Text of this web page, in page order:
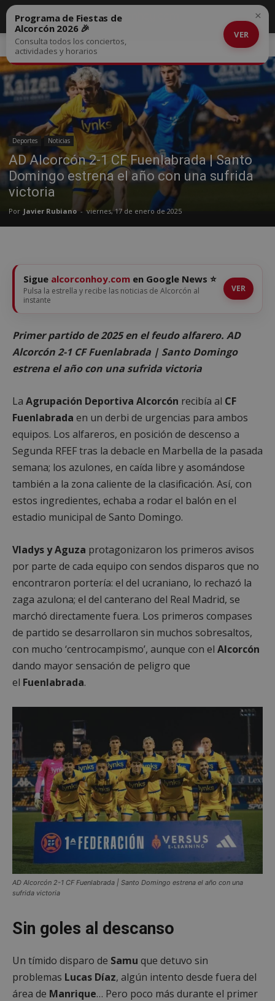
Inicio Deportes
Deportes Noticias
AD Alcorcón 2-1 CF Fuenlabrada | Santo
Domingo estrena el año con una sufrida
victoria
Por Javier Rubiano - viernes, 17 de enero de 2025
Programa de Fiestas de
Alcorcón 2026 🎉
Consulta todos los conciertos,
actividades y horarios
VER
×
Sigue alcorconhoy.com en Google News ⭐
Pulsa la estrella y recibe las noticias de Alcorcón al
instante
VER
Primer partido de 2025 en el feudo alfarero. AD
Alcorcón 2-1 CF Fuenlabrada | Santo Domingo
estrena el año con una sufrida victoria
La Agrupación Deportiva Alcorcón recibía al CF
Fuenlabrada en un derbi de urgencias para ambos
equipos. Los alfareros, en posición de descenso a
Segunda RFEF tras la debacle en Marbella de la pasada
semana; los azulones, en caída libre y asomándose
también a la zona caliente de la clasificación. Así, con
estos ingredientes, echaba a rodar el balón en el
estadio municipal de Santo Domingo.
Vladys y Aguza protagonizaron los primeros avisos
por parte de cada equipo con sendos disparos que no
encontraron portería: el del ucraniano, lo rechazó la
zaga azulona; el del canterano del Real Madrid, se
marchó directamente fuera. Los primeros compases
de partido se desarrollaron sin muchos sobresaltos,
con mucho ‘centrocampismo’, aunque con el Alcorcón
dando mayor sensación de peligro que
el Fuenlabrada.
AD Alcorcón 2-1 CF Fuenlabrada | Santo Domingo estrena el año con una
sufrida victoria
Sin goles al descanso
Un tímido disparo de Samu que detuvo sin
problemas Lucas Díaz, algún intento desde fuera del
área de Manrique… Pero poco más durante el primer